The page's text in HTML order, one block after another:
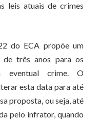
leis atuais de crimes
do ECA propõe um
de três anos para os
eventual crime. O
esta data para até
proposta, ou seja, até
pelo infrator, quando